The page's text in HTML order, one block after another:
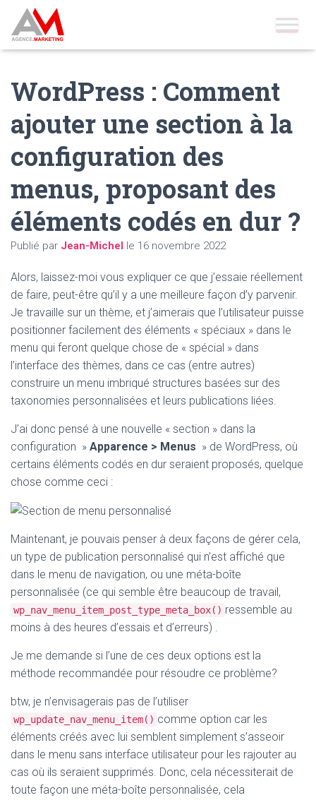
Accueil Blog
section à la configuration des menus, proposant des éléments
codés en dur ?
WordPress : Comment
ajouter une section à la
configuration des
menus, proposant des
éléments codés en dur ?
Publié par Jean-Michel le 16 novembre 2022
Alors, laissez-moi vous expliquer ce que j’essaie réellement
de faire, peut-être qu’il y a une meilleure façon d’y parvenir.
Je travaille sur un thème, et j’aimerais que l’utilisateur puisse
positionner facilement des éléments « spéciaux » dans le
menu qui feront quelque chose de « spécial » dans
l’interface des thèmes, dans ce cas (entre autres)
construire un menu imbriqué structures basées sur des
taxonomies personnalisées et leurs publications liées.
J’ai donc pensé à une nouvelle « section » dans la
configuration » Apparence > Menus » de WordPress, où
certains éléments codés en dur seraient proposés, quelque
chose comme ceci :
Maintenant, je pouvais penser à deux façons de gérer cela,
un type de publication personnalisé qui n’est affiché que
dans le menu de navigation, ou une méta-boîte
personnalisée (ce qui semble être beaucoup de travail,
wp_nav_menu_item_post_type_meta_box() ressemble au
moins à des heures d’essais et d’erreurs) .
Je me demande si l’une de ces deux options est la
méthode recommandée pour résoudre ce problème?
btw, je n’envisagerais pas de l’utiliser
wp_update_nav_menu_item() comme option car les
éléments créés avec lui semblent simplement s’asseoir
dans le menu sans interface utilisateur pour les rajouter au
cas où ils seraient supprimés. Donc, cela nécessiterait de
toute façon une méta-boîte personnalisée, cela